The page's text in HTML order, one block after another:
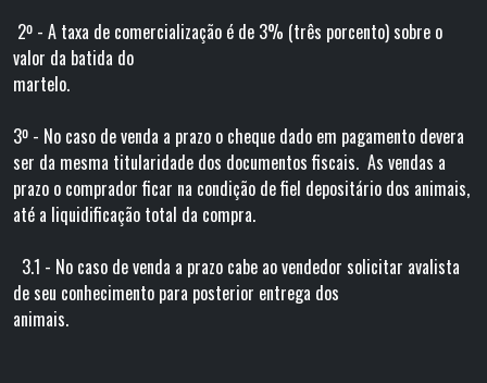
2º - A taxa de comercialização é de 3% (três porcento) sobre o
valor da batida do
3º - No caso de venda a prazo o cheque dado em pagamento devera
ser da mesma titularidade dos documentos fiscais. As vendas a
prazo o comprador ficar na condição de fiel depositário dos animais,
até a liquidificação total da compra.
3.1 - No caso de venda a prazo cabe ao vendedor solicitar avalista
de seu conhecimento para posterior entrega dos
animais.